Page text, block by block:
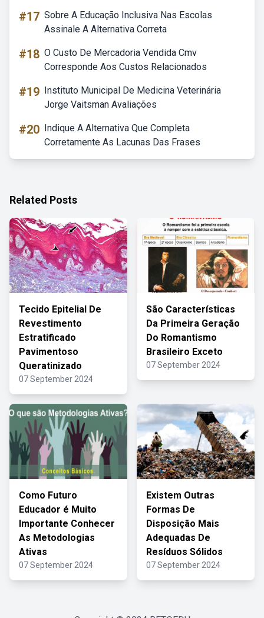
#17 Sobre A Educação Inclusiva Nas Escolas
Assinale A Alternativa Correta
#18 O Custo De Mercadoria Vendida Cmv
Corresponde Aos Custos Relacionados
#19 Instituto Municipal De Medicina Veterinária
Jorge Vaitsman Avaliações
#20 Indique A Alternativa Que Completa
Corretamente As Lacunas Das Frases
Related Posts
Tecido Epitelial De
Revestimento
Estratificado
Pavimentoso
Queratinizado
07 September 2024
São Características
Da Primeira Geração
Do Romantismo
Brasileiro Exceto
07 September 2024
Como Futuro
Educador é Muito
Importante Conhecer
As Metodologias
Ativas
07 September 2024
Existem Outras
Formas De
Disposição Mais
Adequadas De
Resíduos Sólidos
07 September 2024